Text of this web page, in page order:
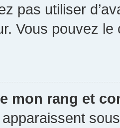
pas utiliser
Vous pouvez
mon rang et